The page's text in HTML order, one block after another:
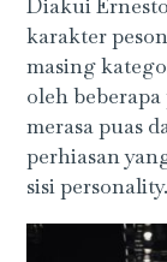
Diakui
karakter
masing
oleh
merasa puas
perhiasan
sisi personality.